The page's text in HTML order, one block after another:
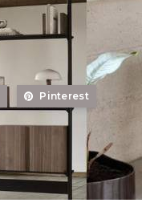
Pinterest